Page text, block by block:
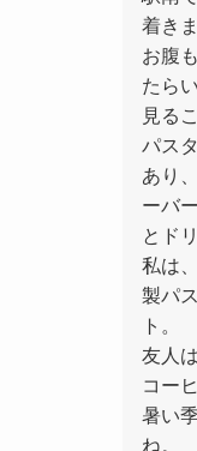
着き
お腹
たら
見る
パス
あり
ーバ
とド
私は
製パ
ト。
友人
コー
暑い
ね。